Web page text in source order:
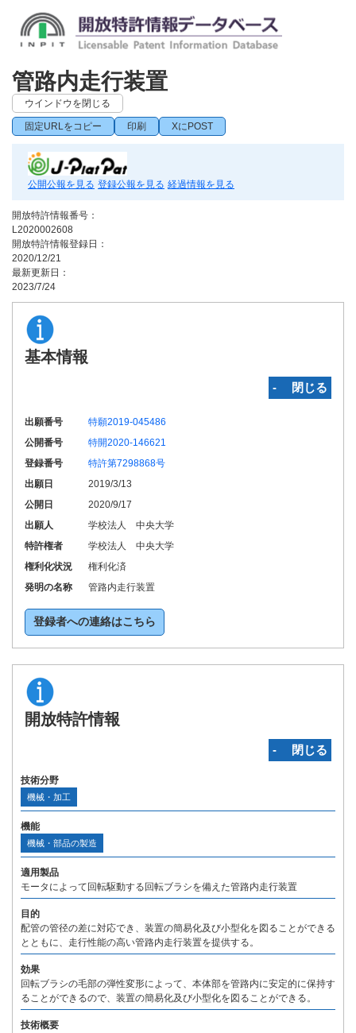
管路内走行装置
ウインドウを閉じる
固定URLをコピー 印刷 XにPOST
公開公報を見る 登録公報を見る 経過情報を見る
開放特許情報番号：
L2020002608
開放特許情報登録日：
2020/12/21
最新更新日：
2023/7/24
基本情報
‐ 閉じる
出願番号
特願2019-045486
公開番号
特開2020-146621
登録番号
特許第7298868号
出願日
2019/3/13
公開日
2020/9/17
出願人
学校法人 中央大学
特許権者
学校法人 中央大学
権利化状況
権利化済
発明の名称
管路内走行装置
登録者への連絡はこちら
開放特許情報
‐ 閉じる
技術分野
機械・加工
機能
機械・部品の製造
適用製品
モータによって回転駆動する回転ブラシを備えた管路内走行装置
目的
配管の管径の差に対応でき、装置の簡易化及び小型化を図ることができる
とともに、走行性能の高い管路内走行装置を提供する。
効果
回転ブラシの毛部の弾性変形によって、本体部を管路内に安定的に保持す
ることができるので、装置の簡易化及び小型化を図ることができる。
技術概要